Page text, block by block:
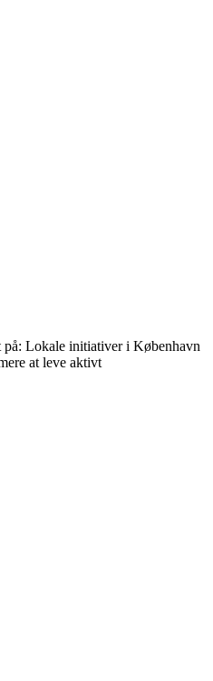
på: Lokale initiativer i København
at leve aktivt